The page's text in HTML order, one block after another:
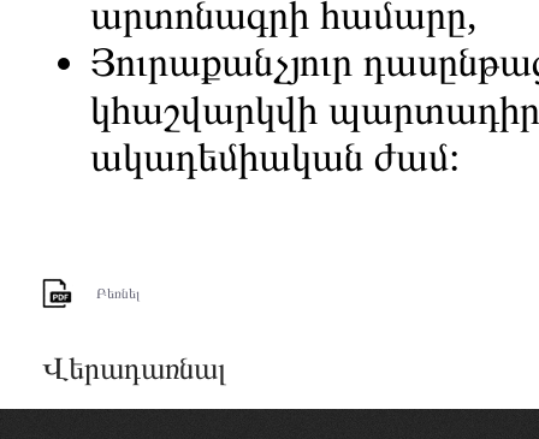
արտոնագրի համարը,
Յուրաքանչյուր
կհաշվարկվի
ակադեմիական ժամ:
Բեռնել
Վերադառնալ